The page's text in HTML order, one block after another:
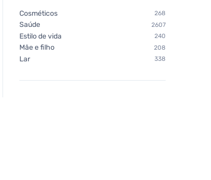
Cosméticos 268
Saúde 2607
Estilo de vida 240
Mãe e filho 208
Lar 338